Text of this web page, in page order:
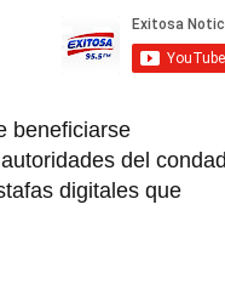
beneficiarse
del
digitales que